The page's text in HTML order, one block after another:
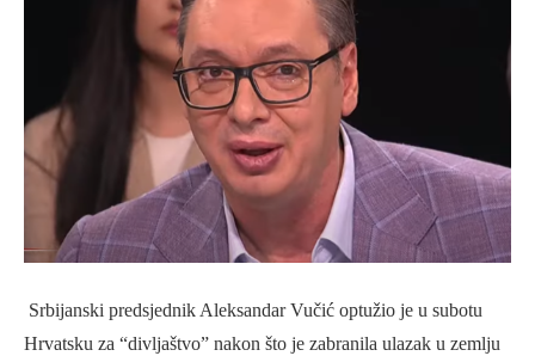
Srbijanski predsjednik Aleksandar Vučić optužio je u subotu
Hrvatsku za “divljaštvo” nakon što je zabranila ulazak u zemlju